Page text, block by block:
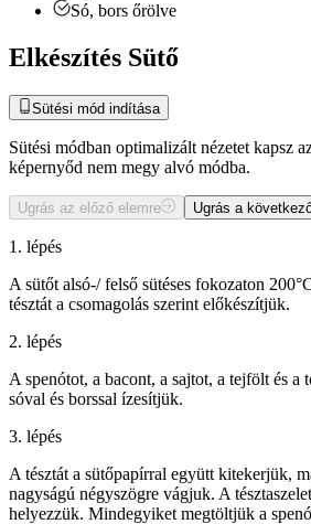
Só, bors őrölve
Elkészítés Sütő
Sütési mód indítása
Sütési módban optimalizált nézetet kapsz
képernyőd nem megy alvó módba.
Ugrás az előző elemre Ugrás a
1. lépés
A sütőt alsó-/ felső sütéses fokozaton
tésztát a csomagolás szerint előkészítjük.
2. lépés
A spenótot, a bacont, a sajtot, a tejfölt és a
sóval és borssal ízesítjük.
3. lépés
A tésztát a sütőpapírral együtt kitekerjük,
nagyságú négyszögre vágjuk. A
helyezzük. Mindegyiket megtöltjük a